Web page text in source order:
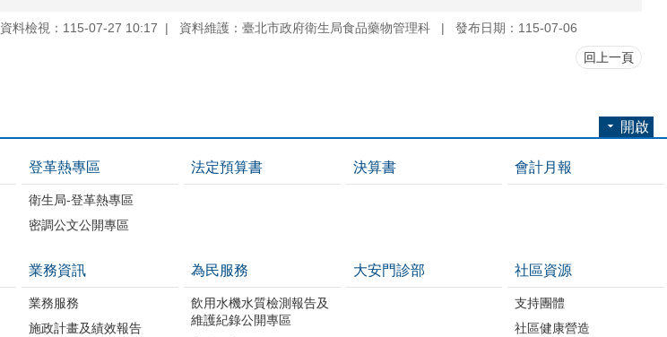
資料檢視：115-07-27 10:17 資料維護：臺北市政府衛生局食品藥物管理科 發布日期：115-07-06
回上一頁
開啟
登革熱專區
衛生局-登革熱專區
密調公文公開專區
法定預算書 決算書 會計月報
業務資訊
業務服務
施政計畫及績效報告
為民服務
飲用水機水質檢測報告及
維護紀錄公開專區
大安門診部 社區資源
支持團體
社區健康營造